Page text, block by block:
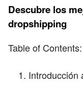
Descubre los
dropshipping
Table of Contents:
Introducción